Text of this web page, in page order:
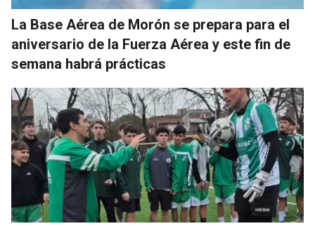
La Base Aérea de Morón se prepara para el
aniversario de la Fuerza Aérea y este fin de
semana habrá prácticas